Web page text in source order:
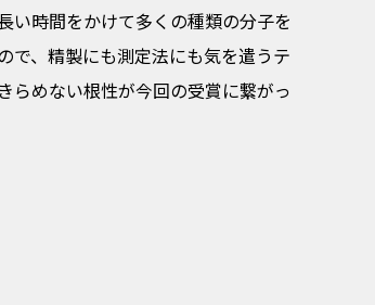
い時間をかけて多くの種類の分子を
で、精製にも測定法にも気を遣うテ
らめない根性が今回の受賞に繋がっ